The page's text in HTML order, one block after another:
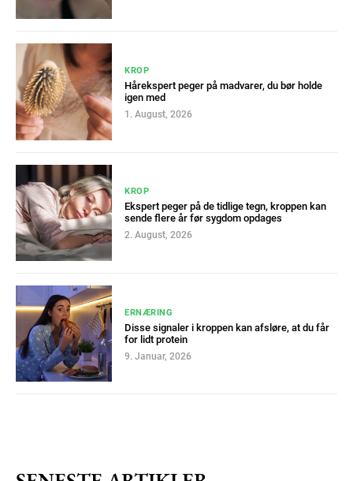
Subscription Plans
KROP
Hårekspert peger på madvarer, du bør holde
igen med
1. August, 2026
KROP
Ekspert peger på de tidlige tegn, kroppen kan
sende flere år før sygdom opdages
2. August, 2026
ERNÆRING
Disse signaler i kroppen kan afsløre, at du får
for lidt protein
9. Januar, 2026